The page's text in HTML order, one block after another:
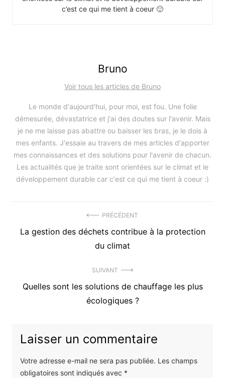
c’est ce qui me tient à coeur 🙂
Bruno
Voir tous les articles de Bruno
Le monde d'aujourd'hui, pour moi, est fou. Une folie
démesurée, dévastatrice et j'ai des doutes sur l'avenir. Mais
je ne me laisse pas abattre ou baisser les bras, je le dois à
mes enfants. J'essaie au travers de mes articles d'apporter
mes connaissances et des solutions pour l'avenir de chacun.
Les actualités que je traite sont orientées sur le climat et le
développement durable car c'est ce qui me tient à coeur :)
de
PRÉCÉDENT
Précédent
La gestion des déchets contribue à la protection
du climat
SUIVANT
Article
Quelles sont les solutions de chauffage les plus
écologiques ?
Laisser un commentaire
Votre adresse e-mail ne sera pas publiée. Les champs
obligatoires sont indiqués avec *